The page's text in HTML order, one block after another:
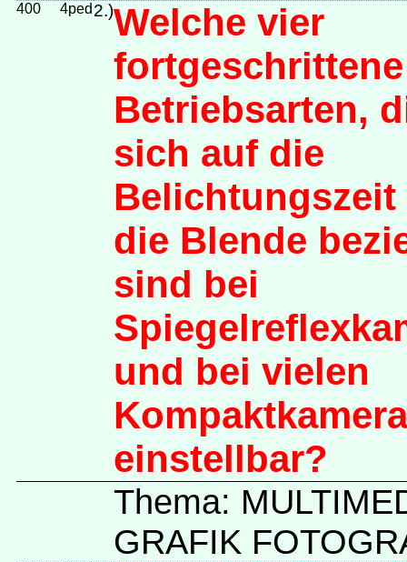
400 4ped 2.)Welche vier
fortgeschrittene
Betriebsarten,
sich auf die
Belichtungszeit
die Blende
sind bei
und bei vielen
einstellbar?
Thema:
GRAFIK